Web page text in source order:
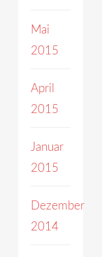
Mai
2015
April
2015
Januar
2015
Dezember
2014